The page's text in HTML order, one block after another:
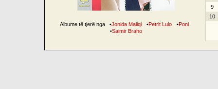
Albume të tjerë nga •Jonida Maliqi •Petrit Lulo •Poni
•Saimir Braho
9
10